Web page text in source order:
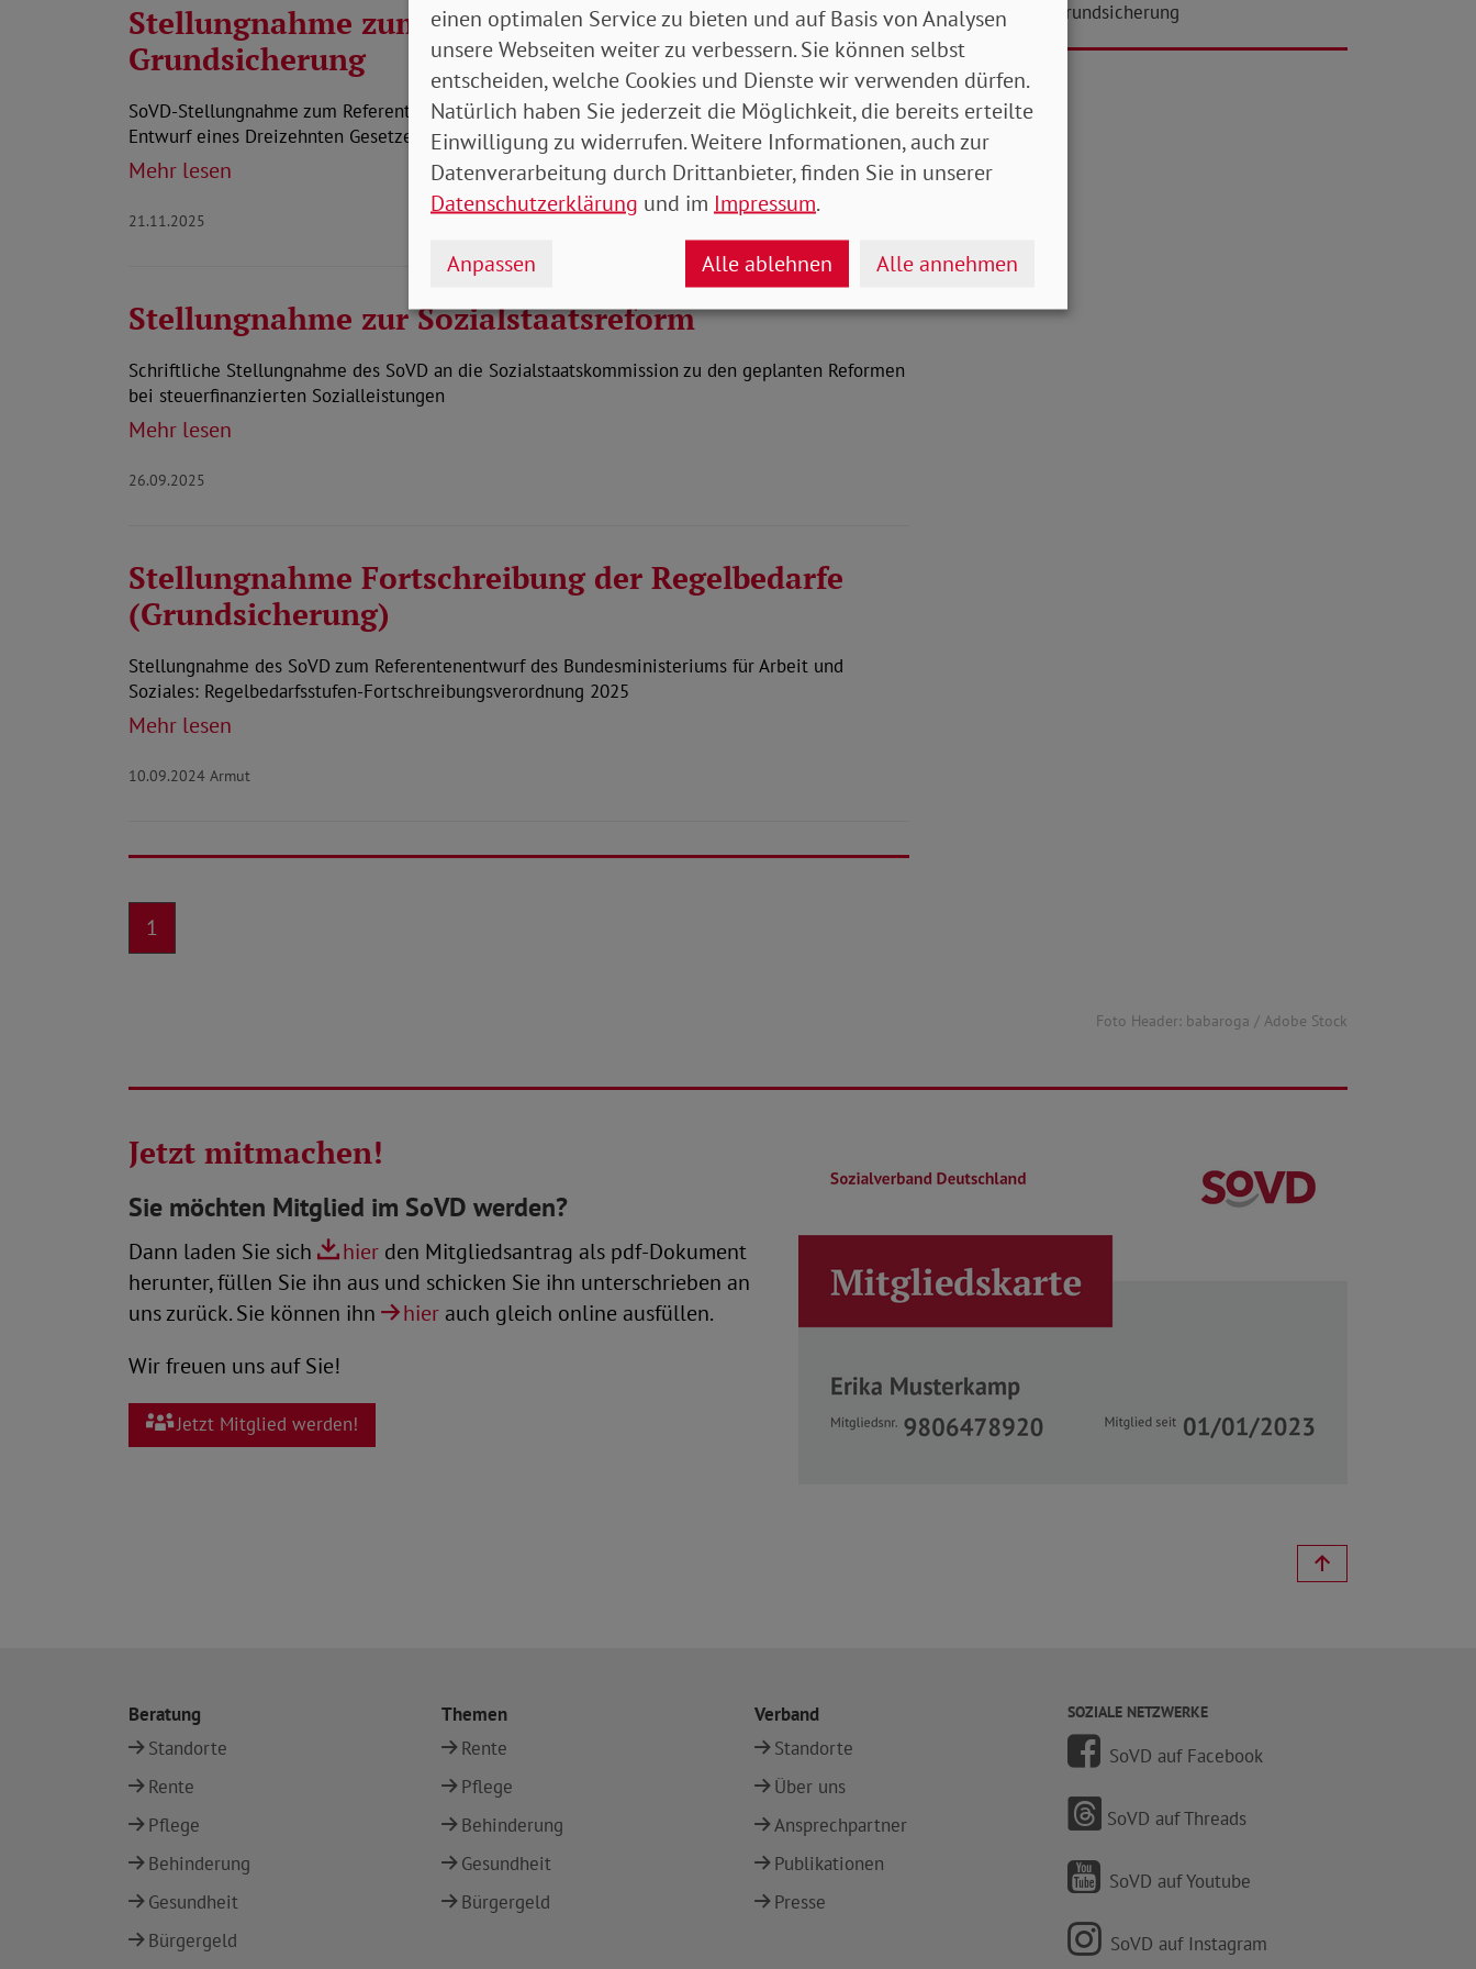
Stellungnahme zum Referentenentwurf
Grundsicherung
SoVD-Stellungnahme zum Referentenentwurf des Bundesministeriums für Arbeit und Soziales:
Entwurf eines Dreizehnten Gesetzes zur Änderung des Zweiten…
Mehr lesen
21.11.2025
Stellungnahme zur Sozialstaatsreform
Schriftliche Stellungnahme des SoVD an die Sozialstaatskommission zu den geplanten Reformen
bei steuerfinanzierten Sozialleistungen
Mehr lesen
26.09.2025
Stellungnahme Fortschreibung der Regelbedarfe
(Grundsicherung)
Stellungnahme des SoVD zum Referentenentwurf des Bundesministeriums für Arbeit und
Soziales: Regelbedarfsstufen-Fortschreibungsverordnung 2025
Mehr lesen
10.09.2024 Armut
1
Corona-Krise: Grundsicherung
1
Foto Header: babaroga / Adobe Stock
Jetzt mitmachen!
Sie möchten Mitglied im SoVD werden?
Dann laden Sie sich hier den Mitgliedsantrag als pdf-Dokument
herunter, füllen Sie ihn aus und schicken Sie ihn unterschrieben an
uns zurück. Sie können ihn
hier auch gleich online ausfüllen.
Wir freuen uns auf Sie!
Jetzt Mitglied werden!
Beratung
Standorte
Rente
Pflege
Behinderung
Gesundheit
Bürgergeld
Themen
Rente
Pflege
Behinderung
Gesundheit
Bürgergeld
Verband
Standorte
Über uns
Ansprechpartner
Publikationen
Presse
SOZIALE NETZWERKE
SoVD auf Facebook
SoVD auf Threads
SoVD auf Youtube
SoVD auf Instagram
einen optimalen Service zu bieten und auf Basis von Analysen
unsere Webseiten weiter zu verbessern. Sie können selbst
entscheiden, welche Cookies und Dienste wir verwenden dürfen.
Natürlich haben Sie jederzeit die Möglichkeit, die bereits erteilte
Einwilligung zu widerrufen. Weitere Informationen, auch zur
Datenverarbeitung durch Drittanbieter, finden Sie in unserer
Datenschutzerklärung und im Impressum.
Anpassen Alle ablehnen Alle annehmen